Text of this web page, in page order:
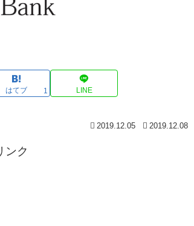
はてブ 1 LINE
2019.12.05 2019.12.08
ンク